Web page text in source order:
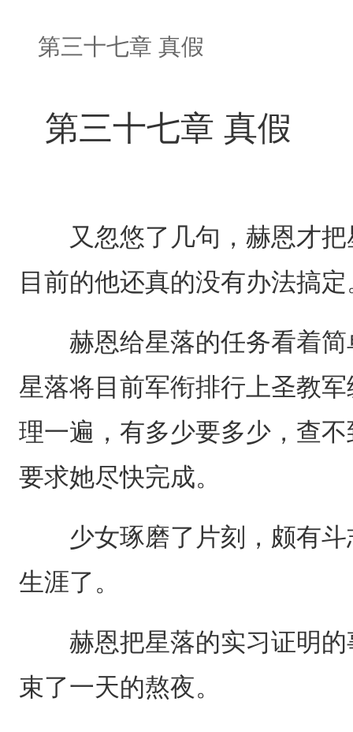
第三十七章 真假
第三十七章 真假
又忽悠了几句，赫恩才把
目前的他还真的没有办法搞定
赫恩给星落的任务看着简
星落将目前军衔排行上圣教
理一遍，有多少要多少，查
要求她尽快完成。
少女琢磨了片刻，颇有斗
生涯了。
赫恩把星落的实习证明的
束了一天的熬夜。